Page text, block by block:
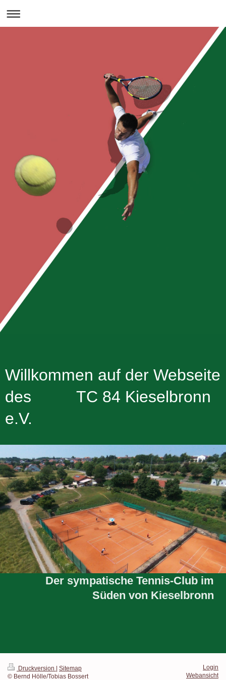
Willkommen auf der Webseite
des TC 84 Kieselbronn
e.V.
Der sympatische Tennis-Club im
Süden von Kieselbronn
Druckversion
Sitemap
© Bernd Hölle/Tobias Bossert
Login
Webansicht